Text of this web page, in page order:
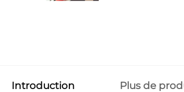
Introduction Plus de